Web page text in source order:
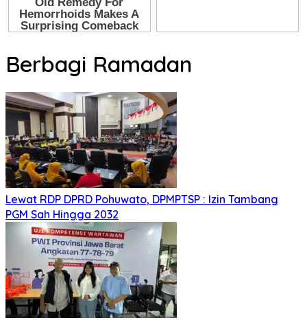
Berbagi Ramadan
Lewat RDP DPRD Pohuwato, DPMPTSP : Izin Tambang
PGM Sah Hingga 2032